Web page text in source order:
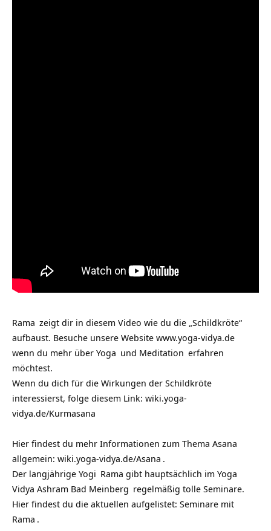
Rama zeigt dir in diesem Video wie du die „Schildkröte“
aufbaust. Besuche unsere Website www.yoga-vidya.de
wenn du mehr über Yoga und Meditation erfahren
möchtest.
Wenn du dich für die Wirkungen der Schildkröte
interessierst, folge diesem Link: wiki.yoga-
vidya.de/Kurmasana
Hier findest du mehr Informationen zum Thema Asana
allgemein: wiki.yoga-vidya.de/Asana .
Der langjährige Yogi Rama gibt hauptsächlich im Yoga
Vidya Ashram Bad Meinberg regelmäßig tolle Seminare.
Hier findest du die aktuellen aufgelistet: Seminare mit
Rama .